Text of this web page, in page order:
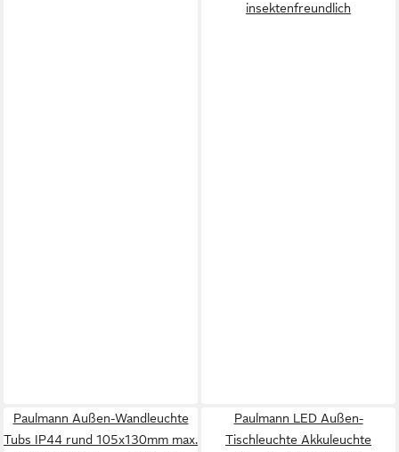
insektenfreundlich
Paulmann Außen-Wandleuchte
Tubs IP44 rund 105x130mm max.
Paulmann LED Außen-
Tischleuchte Akkuleuchte